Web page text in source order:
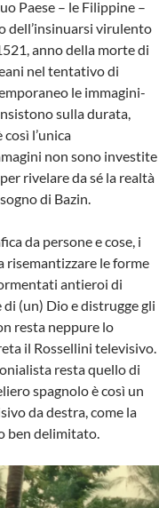
Paese – le Filippine –
dell’insinuarsi virulento
anno della morte di
nel tentativo di
le immagini-
sulla durata,
l’unica
non sono investite
rivelare da sé la realtà
di Bazin.
da persone e cose, i
risemantizzare le forme
antieroi di
(un) Dio e distrugge gli
resta neppure lo
il Rossellini televisivo.
resta quello di
spagnolo è così un
da destra, come la
ben delimitato.